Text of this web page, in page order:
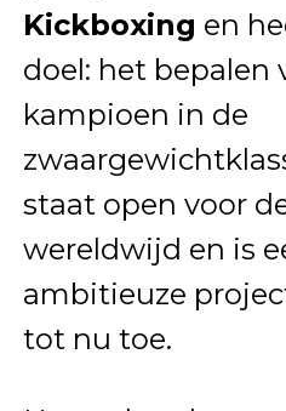
Kickboxing en
doel: het bepalen
kampioen in de
staat open voor
wereldwijd en is
ambitieuze
tot nu toe.